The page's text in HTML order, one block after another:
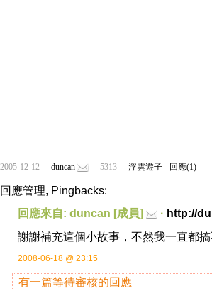
2005-12-12 - duncan - 5313 - 浮雲遊子 - 回應(1)
回應管理, Pingbacks:
回應來自: duncan [成員]
· http://
謝謝補充這個小故事，不然我一直都搞
2008-06-18 @ 23:15
有一篇等待審核的回應